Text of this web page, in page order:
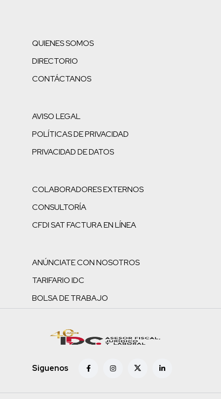
QUIENES SOMOS
DIRECTORIO
CONTÁCTANOS
AVISO LEGAL
POLÍTICAS DE PRIVACIDAD
PRIVACIDAD DE DATOS
COLABORADORES EXTERNOS
CONSULTORÍA
CFDI SAT FACTURA EN LÍNEA
ANÚNCIATE CON NOSOTROS
TARIFARIO IDC
BOLSA DE TRABAJO
Siguenos